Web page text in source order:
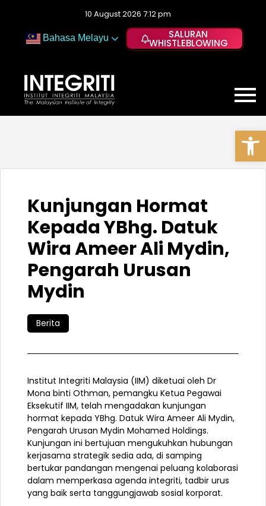
10 August 2026 7:12 pm
Bahasa Melayu SALURAN
WHISTLEBLOWING
Kunjungan Hormat
Kepada YBhg. Datuk
Wira Ameer Ali Mydin,
Pengarah Urusan
Mydin
Berita
Institut Integriti Malaysia (IIM) diketuai oleh Dr
Mona binti Othman, pemangku Ketua Pegawai
Eksekutif IIM, telah mengadakan kunjungan
hormat kepada YBhg. Datuk Wira Ameer Ali Mydin,
Pengarah Urusan Mydin Mohamed Holdings.
Kunjungan ini bertujuan mengukuhkan hubungan
kerjasama strategik sedia ada, di samping
bertukar pandangan mengenai peluang kolaborasi
dalam memperkasa agenda integriti, tadbir urus
yang baik serta tanggungjawab sosial korporat.